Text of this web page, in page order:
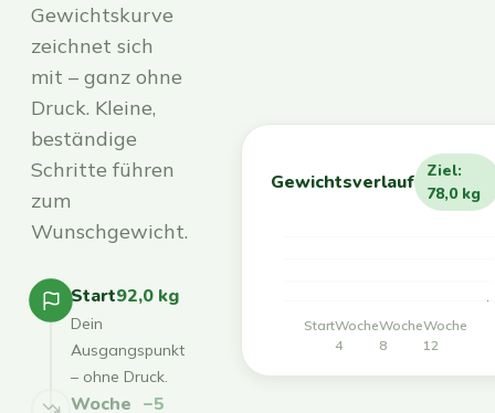
Gewichtskurve
zeichnet sich
mit – ganz ohne
Druck. Kleine,
beständige
Schritte führen
zum
Wunschgewicht.
Start92,0 kg
Dein
Ausgangspunkt
– ohne Druck.
Woche −5
Gewichtsverlauf
Ziel:
78,0 kg
StartWoche
4
Woche
8
Woche
12